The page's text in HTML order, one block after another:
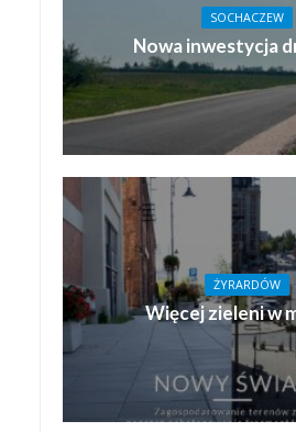
SOCHACZEW
Nowa inwestycja
ŻYRARDÓW
Więcej zieleni w